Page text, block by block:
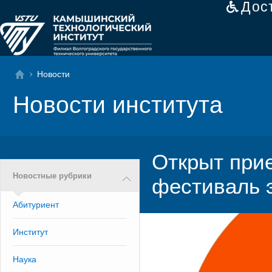
Новости
Новости института
Новостные рубрики
Абитуриент
Институт
Наука
Открыт
фестиваль